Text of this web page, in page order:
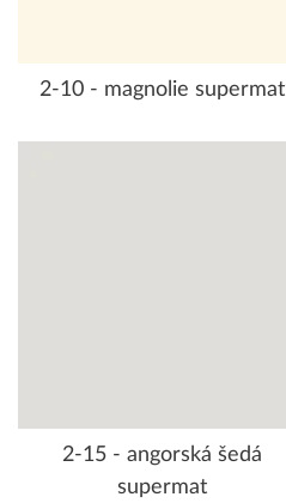
2-10 - magnolie supermat
2-15 - angorská šedá
supermat